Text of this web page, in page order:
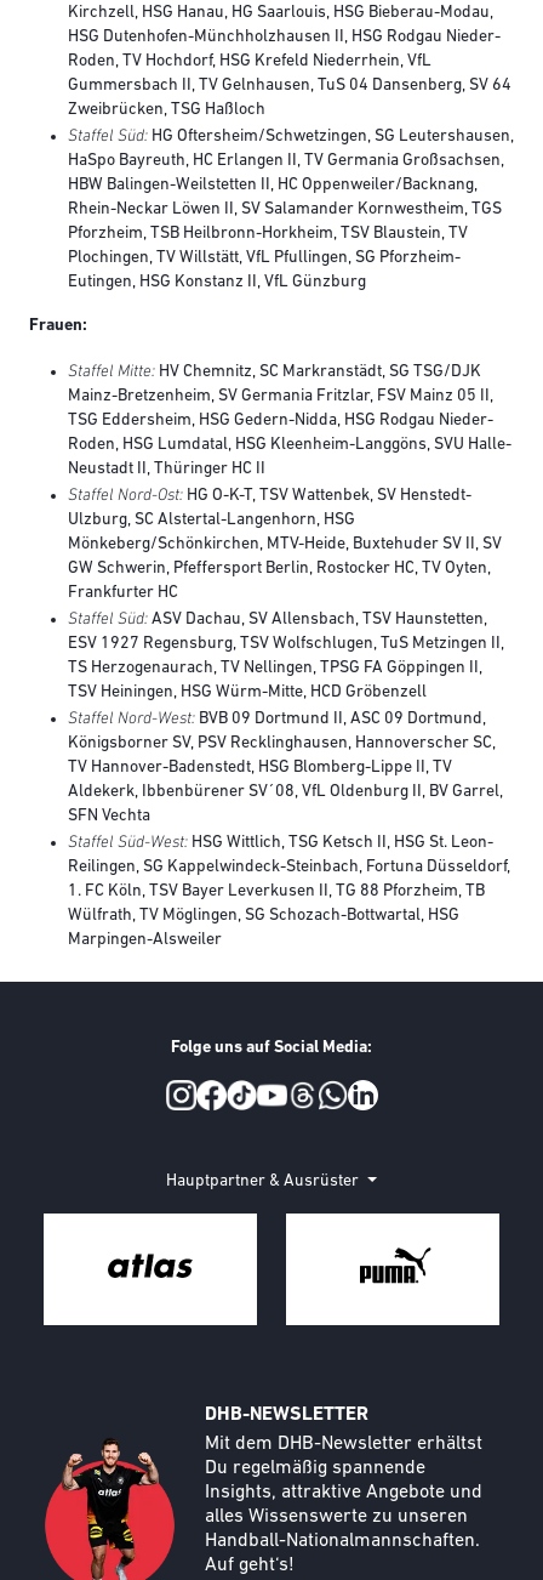
Kirchzell, HSG Hanau, HG Saarlouis, HSG Bieberau-Modau,
HSG Dutenhofen-Münchholzhausen II, HSG Rodgau Nieder-
Roden, TV Hochdorf, HSG Krefeld Niederrhein, VfL
Gummersbach II, TV Gelnhausen, TuS 04 Dansenberg, SV 64
Zweibrücken, TSG Haßloch
Staffel Süd: HG Oftersheim/Schwetzingen, SG Leutershausen,
HaSpo Bayreuth, HC Erlangen II, TV Germania Großsachsen,
HBW Balingen-Weilstetten II, HC Oppenweiler/Backnang,
Rhein-Neckar Löwen II, SV Salamander Kornwestheim, TGS
Pforzheim, TSB Heilbronn-Horkheim, TSV Blaustein, TV
Plochingen, TV Willstätt, VfL Pfullingen, SG Pforzheim-
Eutingen, HSG Konstanz II, VfL Günzburg
Frauen:
Staffel Mitte: HV Chemnitz, SC Markranstädt, SG TSG/DJK
Mainz-Bretzenheim, SV Germania Fritzlar, FSV Mainz 05 II,
TSG Eddersheim, HSG Gedern-Nidda, HSG Rodgau Nieder-
Roden, HSG Lumdatal, HSG Kleenheim-Langgöns, SVU Halle-
Neustadt II, Thüringer HC II
Staffel Nord-Ost: HG O-K-T, TSV Wattenbek, SV Henstedt-
Ulzburg, SC Alstertal-Langenhorn, HSG
Mönkeberg/Schönkirchen, MTV-Heide, Buxtehuder SV II, SV
GW Schwerin, Pfeffersport Berlin, Rostocker HC, TV Oyten,
Frankfurter HC
Staffel Süd: ASV Dachau, SV Allensbach, TSV Haunstetten,
ESV 1927 Regensburg, TSV Wolfschlugen, TuS Metzingen II,
TS Herzogenaurach, TV Nellingen, TPSG FA Göppingen II,
TSV Heiningen, HSG Würm-Mitte, HCD Gröbenzell
Staffel Nord-West: BVB 09 Dortmund II, ASC 09 Dortmund,
Königsborner SV, PSV Recklinghausen, Hannoverscher SC,
TV Hannover-Badenstedt, HSG Blomberg-Lippe II, TV
Aldekerk, Ibbenbürener SV´08, VfL Oldenburg II, BV Garrel,
SFN Vechta
Staffel Süd-West: HSG Wittlich, TSG Ketsch II, HSG St. Leon-
Reilingen, SG Kappelwindeck-Steinbach, Fortuna Düsseldorf,
1. FC Köln, TSV Bayer Leverkusen II, TG 88 Pforzheim, TB
Wülfrath, TV Möglingen, SG Schozach-Bottwartal, HSG
Marpingen-Alsweiler
Folge uns auf Social Media:
Hauptpartner & Ausrüster
DHB-NEWSLETTER
Text
Mit dem DHB-Newsletter erhältst
Du regelmäßig spannende
Insights, attraktive Angebote und
alles Wissenswerte zu unseren
Handball-Nationalmannschaften.
Auf geht‘s!